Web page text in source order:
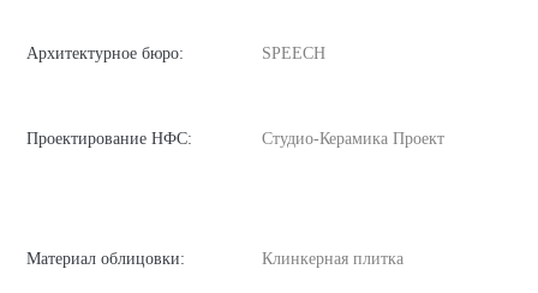
Архитектурное бюро: SPEECH
Проектирование НФС: Студио-Керамика Проект
Материал облицовки: Клинкерная плитка